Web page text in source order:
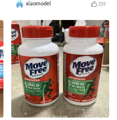
xiaomodel 219